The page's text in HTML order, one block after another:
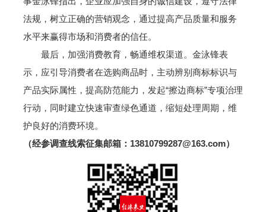
法规，树立正确的营销观念，通过提高产品质量和服务
水平来赢得市场和消费者的信任。
最后，加强消费教育，畅通维权渠道。金泳锋表
示，应引导消费者在选购商品时，主动辨别商标标识与
产品实际属性，提高防范能力，发起“擦边商标”专项治理
行动，同时建立快速审查绿色通道，缩短处理周期，维
护良好的消费环境。
（经参调查线索征集邮箱：13810799287@163.com）